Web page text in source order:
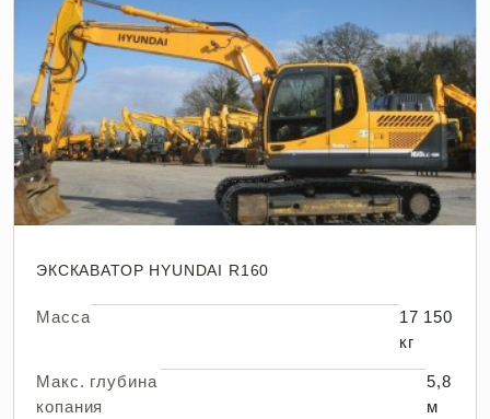
ЭКСКАВАТОР HYUNDAI R160
Масса
17 150
кг
Макс. глубина
копания
5,8
м